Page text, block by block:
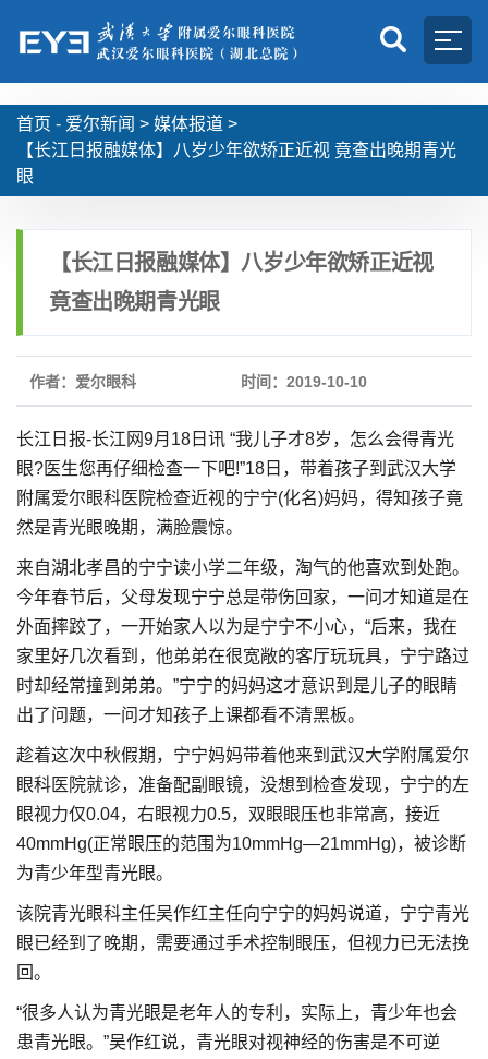
首页 - 爱尔新闻 > 媒体报道 >
【长江日报融媒体】八岁少年欲矫正近视 竟查出晚期青光
眼
【长江日报融媒体】八岁少年欲矫正近视
竟查出晚期青光眼
作者：爱尔眼科 时间：2019-10-10
长江日报-长江网9月18日讯 “我儿子才8岁，怎么会得青光
眼?医生您再仔细检查一下吧!”18日，带着孩子到武汉大学
附属爱尔眼科医院检查近视的宁宁(化名)妈妈，得知孩子竟
然是青光眼晚期，满脸震惊。
来自湖北孝昌的宁宁读小学二年级，淘气的他喜欢到处跑。
今年春节后，父母发现宁宁总是带伤回家，一问才知道是在
外面摔跤了，一开始家人以为是宁宁不小心，“后来，我在
家里好几次看到，他弟弟在很宽敞的客厅玩玩具，宁宁路过
时却经常撞到弟弟。”宁宁的妈妈这才意识到是儿子的眼睛
出了问题，一问才知孩子上课都看不清黑板。
趁着这次中秋假期，宁宁妈妈带着他来到武汉大学附属爱尔
眼科医院就诊，准备配副眼镜，没想到检查发现，宁宁的左
眼视力仅0.04，右眼视力0.5，双眼眼压也非常高，接近
40mmHg(正常眼压的范围为10mmHg—21mmHg)，被诊断
为青少年型青光眼。
该院青光眼科主任吴作红主任向宁宁的妈妈说道，宁宁青光
眼已经到了晚期，需要通过手术控制眼压，但视力已无法挽
回。
“很多人认为青光眼是老年人的专利，实际上，青少年也会
患青光眼。”吴作红说，青光眼对视神经的伤害是不可逆